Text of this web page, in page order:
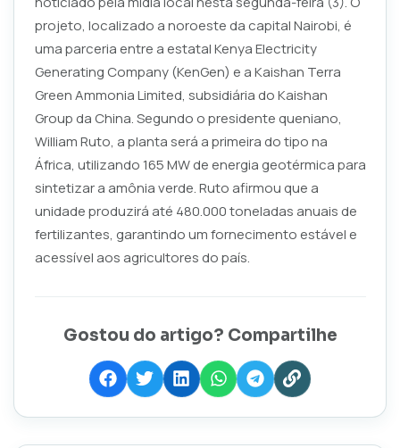
projeto, localizado a noroeste da capital Nairobi, é
uma parceria entre a estatal Kenya Electricity
Generating Company (KenGen) e a Kaishan Terra
Green Ammonia Limited, subsidiária do Kaishan
Group da China. Segundo o presidente queniano,
William Ruto, a planta será a primeira do tipo na
África, utilizando 165 MW de energia geotérmica para
sintetizar a amônia verde. Ruto afirmou que a
unidade produzirá até 480.000 toneladas anuais de
fertilizantes, garantindo um fornecimento estável e
acessível aos agricultores do país.
Gostou do artigo? Compartilhe